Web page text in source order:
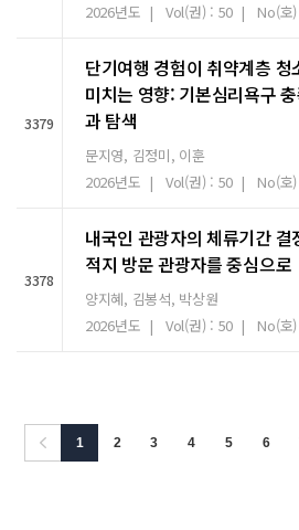
2026년도 | Vol(권) : 50 | No(호)
3379
단기여행 경험이 취약계층
미치는 영향: 기본심리욕구
과 탐색
문지영, 김정미, 이훈
2026년도 | Vol(권) : 50 | No(호)
3378
내국인 관광자의 체류기간
적지 방문 관광자를 중심으로
양지혜, 김봉석, 박상원
2026년도 | Vol(권) : 50 | No(호)
1 2 3 4 5 6